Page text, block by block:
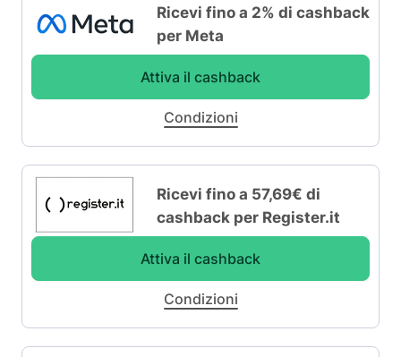
Ricevi fino a 2% di cashback
per Meta
Attiva il cashback
Condizioni
Ricevi fino a 57,69€ di
cashback per Register.it
Attiva il cashback
Condizioni